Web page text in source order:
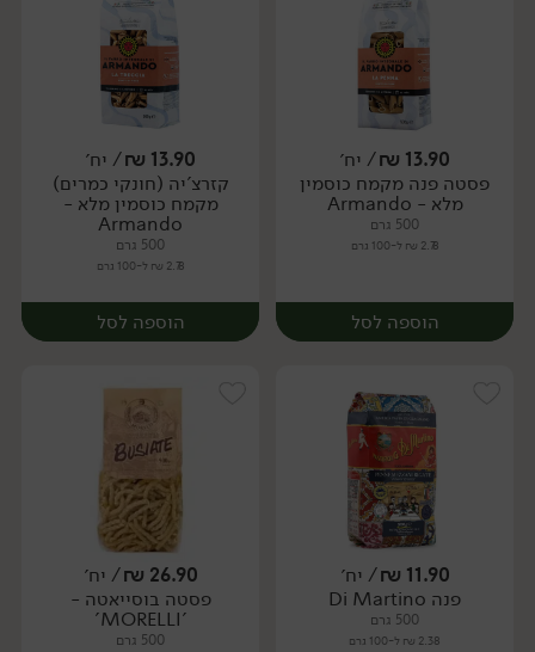
יח׳ יח׳
13.90
₪/ יח׳
פסטה פנה מקמח כוסמין
מלא - Armando
500 גרם
2.78 ₪ ל-100 גרם
הוספה לסל
יח׳
13.90
₪/ יח׳
קזרצ'יה (חונקי כמרים)
מקמח כוסמין מלא -
Armando
500 גרם
2.78 ₪ ל-100 גרם
הוספה לסל
יח׳
11.90
₪/ יח׳
פנה Di Martino
500 גרם
2.38 ₪ ל-100 גרם
26.90
₪/ יח׳
פסטה בוסייאטה -
'MORELLI'
500 גרם